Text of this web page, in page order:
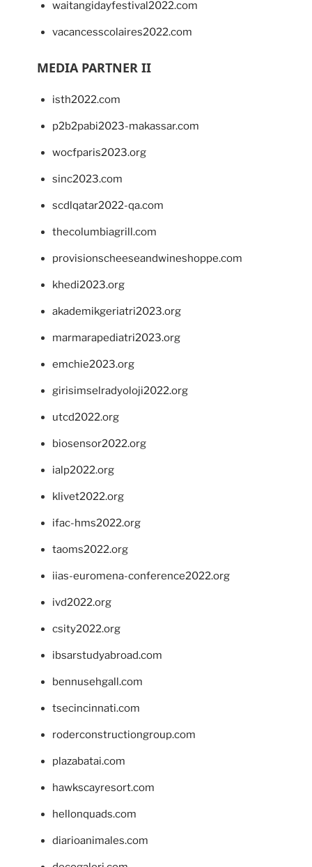
waitangidayfestival2022.com
vacancesscolaires2022.com
MEDIA PARTNER II
isth2022.com
p2b2pabi2023-makassar.com
wocfparis2023.org
sinc2023.com
scdlqatar2022-qa.com
thecolumbiagrill.com
provisionscheeseandwineshoppe.com
khedi2023.org
akademikgeriatri2023.org
marmarapediatri2023.org
emchie2023.org
girisimselradyoloji2022.org
utcd2022.org
biosensor2022.org
ialp2022.org
klivet2022.org
ifac-hms2022.org
taoms2022.org
iias-euromena-conference2022.org
ivd2022.org
csity2022.org
ibsarstudyabroad.com
bennusehgall.com
tsecincinnati.com
roderconstructiongroup.com
plazabatai.com
hawkscayresort.com
hellonquads.com
diarioanimales.com